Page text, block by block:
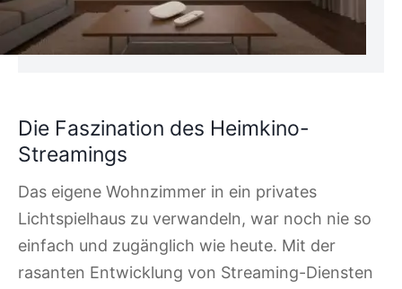
Die Faszination des Heimkino-
Streamings
Das eigene Wohnzimmer in ein privates
Lichtspielhaus zu verwandeln, war noch nie so
einfach und zugänglich wie heute. Mit der
rasanten Entwicklung von Streaming-Diensten